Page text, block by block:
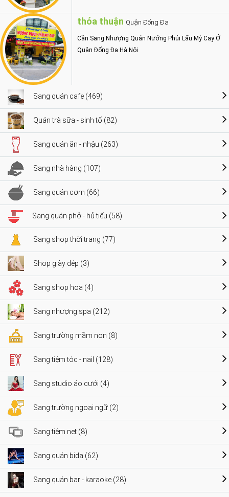
thỏa thuận Quận Đống Đa
Cần Sang Nhượng Quán Nướng Phủi Lẩu Mỳ Cay Ở
Quận Đống Đa Hà Nội
Sang quán cafe (469)
Quán trà sữa - sinh tố (82)
Sang quán ăn - nhậu (263)
Sang nhà hàng (107)
Sang quán cơm (66)
Sang quán phở - hủ tiếu (58)
Sang shop thời trang (77)
Shop giày dép (3)
Sang shop hoa (4)
Sang nhượng spa (212)
Sang trường mầm non (8)
Sang tiệm tóc - nail (128)
Sang studio áo cưới (4)
Sang trường ngoại ngữ (2)
Sang tiệm net (8)
Sang quán bida (62)
Sang quán bar - karaoke (28)